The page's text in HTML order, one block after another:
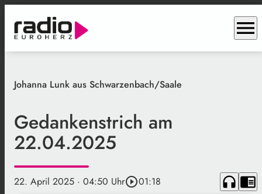
menu
Johanna Lunk aus Schwarzenbach/Saale
Gedankenstrich am
22.04.2025
22. April 2025 · 04:50 Uhrplay_circle_outline01:18 headphones chrome_reader_mode